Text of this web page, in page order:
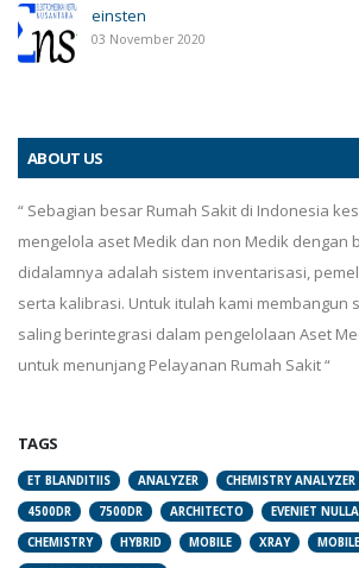
einsten
03 November 2020
ABOUT US
“ Sebagian besar Rumah Sakit di Indonesia
mengelola aset Medik dan non Medik dengan
didalamnya adalah sistem inventarisasi,
serta kalibrasi. Untuk itulah kami membangun
saling berintegrasi dalam pengelolaan Aset
untuk menunjang Pelayanan Rumah Sakit “
TAGS
ET BLANDITIIS ANALYZER CHEMISTRY ANALYZER
4500DR
7500DR ARCHITECTO EVENIET NULLA
CHEMISTRY
HYBRID MOBILE XRAY